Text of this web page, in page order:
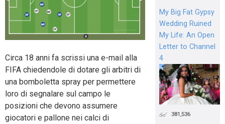
Circa 18 anni fa scrissi una e-mail alla
FIFA chiedendole di dotare gli arbitri di
una bomboletta spray per permettere
loro di segnalare sul campo le
posizioni che devono assumere
giocatori e pallone nei calci di
My Big Fat Gypsy
Wedding Ruined
My Life: An Open
Letter to Channel
4
381,536